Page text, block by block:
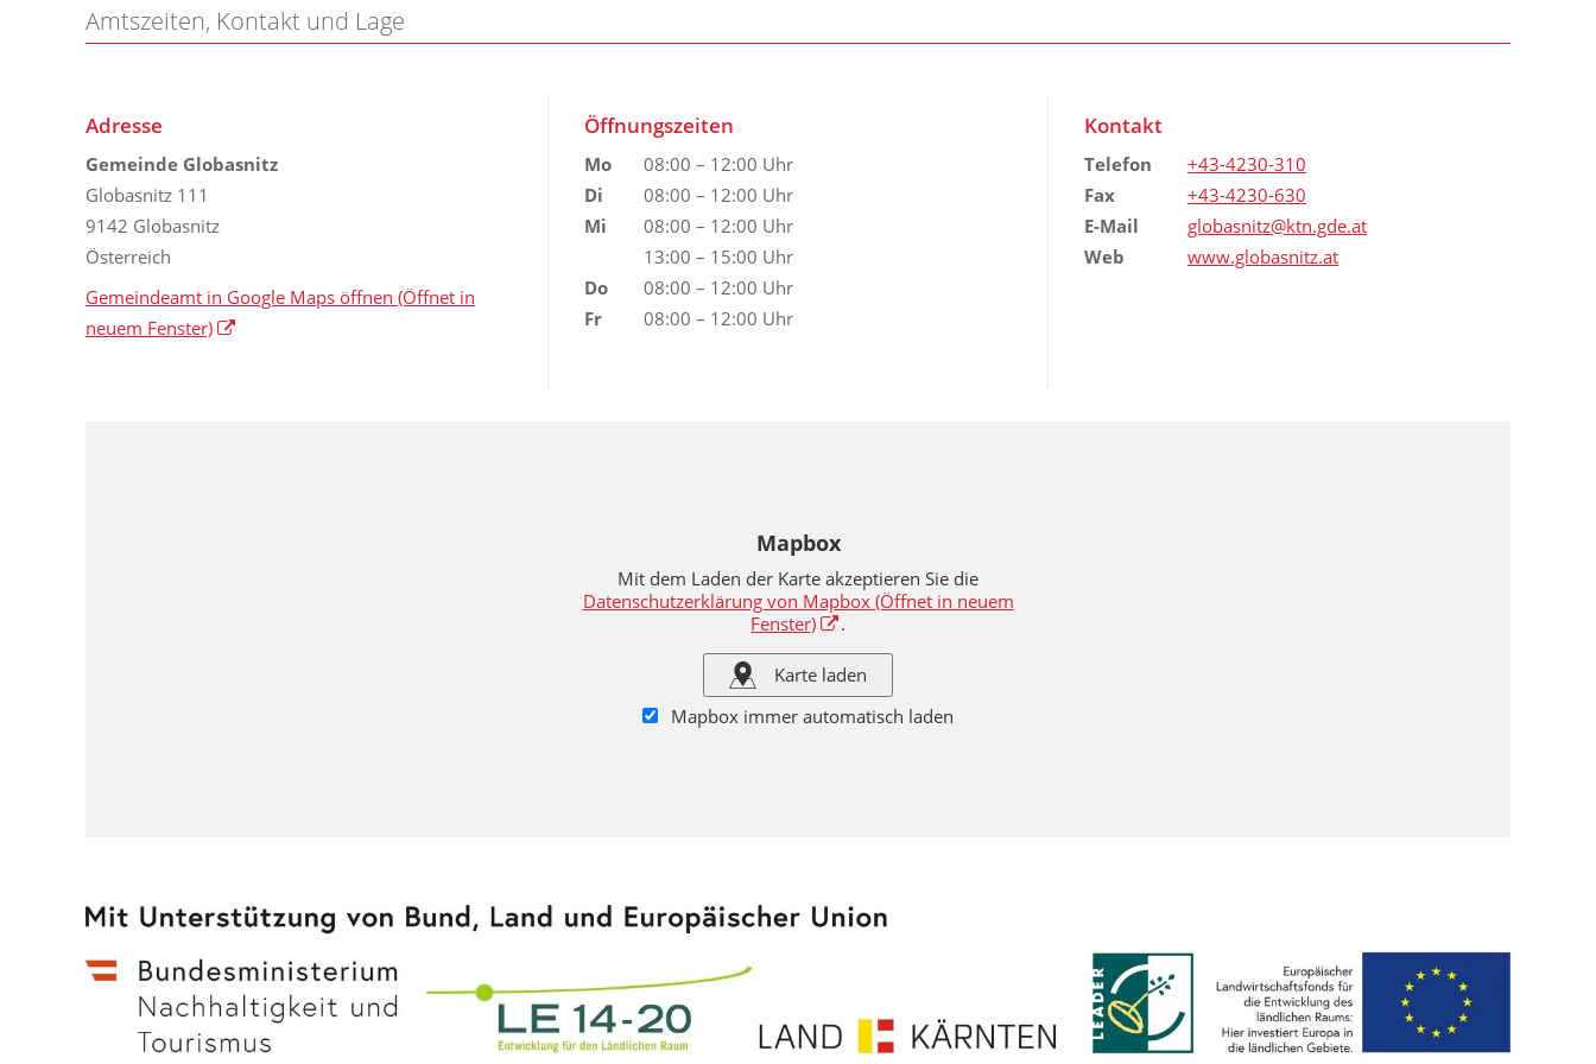
Amtszeiten, Kontakt und Lage
Adresse
Gemeinde Globasnitz
Globasnitz 111
9142 Globasnitz
Österreich
Gemeindeamt in Google Maps öffnen (Öffnet in
neuem Fenster)
Öffnungszeiten
Mo
08:00 – 12:00 Uhr
Di
08:00 – 12:00 Uhr
Mi
08:00 – 12:00 Uhr
13:00 – 15:00 Uhr
Do
08:00 – 12:00 Uhr
Fr
08:00 – 12:00 Uhr
Kontakt
Telefon
+43-4230-310
Fax
+43-4230-630
E-Mail
globasnitz@ktn.gde.at
Web
www.globasnitz.at
Mapbox
Mit dem Laden der Karte akzeptieren Sie die
Datenschutzerklärung von Mapbox(Öffnet in neuem
Fenster)
.
Karte laden
Mapbox immer automatisch laden